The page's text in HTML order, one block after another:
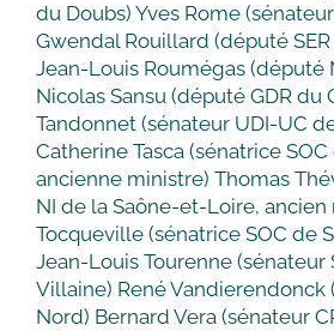
du Doubs) Yves Rome (sénateur
Gwendal Rouillard (député
Jean-Louis Roumégas (député
Nicolas Sansu (député GDR du
Tandonnet (sénateur UDI-UC
Catherine Tasca (sénatrice
ancienne ministre) Thomas
NI de la Saône-et-Loire,
Tocqueville (sénatrice SOC de
Jean-Louis Tourenne (sénateur
Villaine) René Vandierendonck
Nord) Bernard Vera (sénateur